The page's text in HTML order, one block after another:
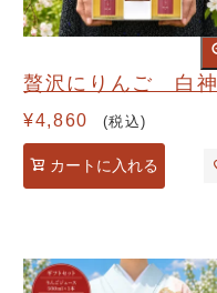
贅沢にりんご 白神
¥4,860 税込
カートに入れる